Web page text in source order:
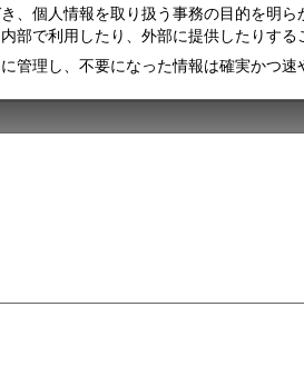
、個人情報を取り扱う事務の目的を明ら
で利用したり、外部に提供したりする
理し、不要になった情報は確実かつ速